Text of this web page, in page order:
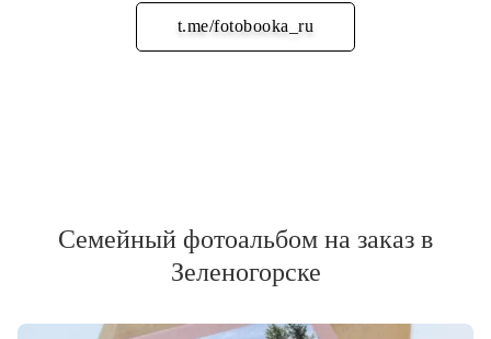
t.me/fotobooka_ru
Подписаться
Семейный фотоальбом на заказ в
Зеленогорске